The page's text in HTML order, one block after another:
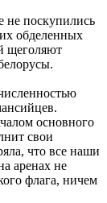
не поскупились
обделенных
щеголяют
основного
свои
что все наши
аренах не
флага, ничем